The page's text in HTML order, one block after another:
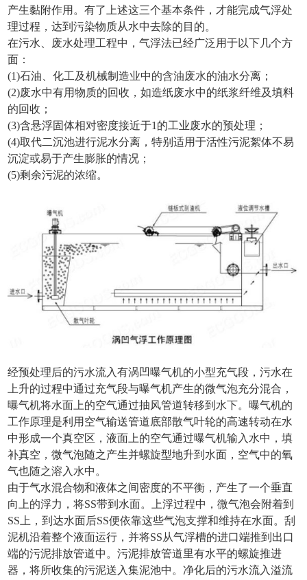
产生黏附作用。有了上述这三个基本条件，才能完成气浮处
理过程，达到污染物质从水中去除的目的。
在污水、废水处理工程中，气浮法已经广泛用于以下几个方
面：
(1)石油、化工及机械制造业中的含油废水的油水分离；
(2)废水中有用物质的回收，如造纸废水中的纸浆纤维及填料
的回收；
(3)含悬浮固体相对密度接近于1的工业废水的预处理；
(4)取代二沉池进行泥水分离，特别适用于活性污泥絮体不易
沉淀或易于产生膨胀的情况；
(5)剩余污泥的浓缩。
经预处理后的污水流入有涡凹曝气机的小型充气段，污水在
上升的过程中通过充气段与曝气机产生的微气泡充分混合，
曝气机将水面上的空气通过抽风管道转移到水下。曝气机的
工作原理是利用空气输送管道底部散气叶轮的高速转动在水
中形成一个真空区，液面上的空气通过曝气机输入水中，填
补真空，微气泡随之产生并螺旋型地升到水面，空气中的氧
气也随之溶入水中。
由于气水混合物和液体之间密度的不平衡，产生了一个垂直
向上的浮力，将SS带到水面。上浮过程中，微气泡会附着到
SS上，到达水面后SS便依靠这些气泡支撑和维持在水面。刮
泥机沿着整个液面运行，并将SS从气浮槽的进口端推到出口
端的污泥排放管道中。污泥排放管道里有水平的螺旋推进
器，将所收集的污泥送入集泥池中。净化后的污水流入溢流